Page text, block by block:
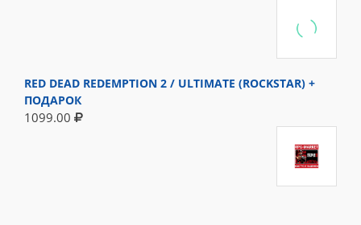
RED DEAD REDEMPTION 2 / ULTIMATE (ROCKSTAR) +
ПОДАРОК
1099.00